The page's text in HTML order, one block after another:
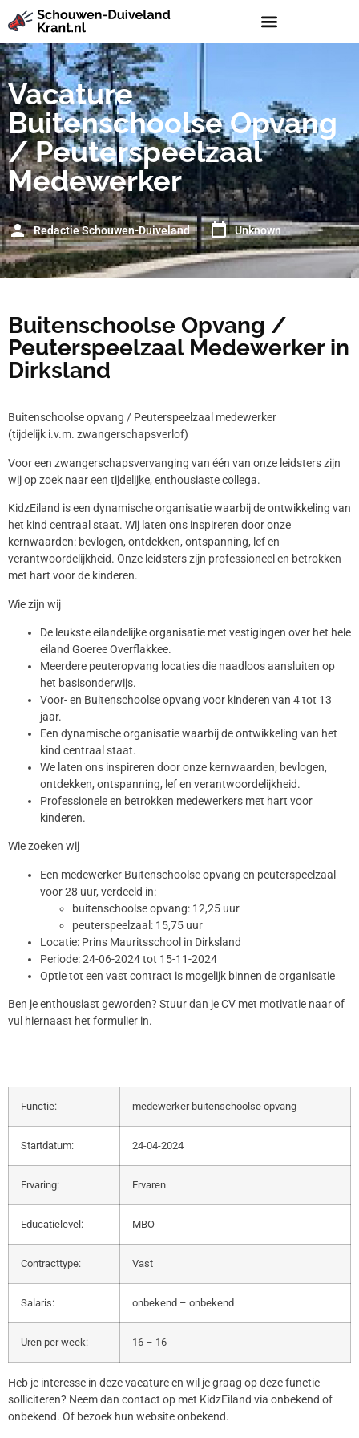
Vacature
Buitenschoolse Opvang
/ Peuterspeelzaal
Medewerker
Redactie Schouwen-Duiveland Unknown
Buitenschoolse Opvang /
Peuterspeelzaal Medewerker in
Dirksland
Buitenschoolse opvang / Peuterspeelzaal medewerker
(tijdelijk i.v.m. zwangerschapsverlof)
Voor een zwangerschapsvervanging van één van onze leidsters zijn
wij op zoek naar een tijdelijke, enthousiaste collega.
KidzEiland is een dynamische organisatie waarbij de ontwikkeling van
het kind centraal staat. Wij laten ons inspireren door onze
kernwaarden: bevlogen, ontdekken, ontspanning, lef en
verantwoordelijkheid. Onze leidsters zijn professioneel en betrokken
met hart voor de kinderen.
Wie zijn wij
De leukste eilandelijke organisatie met vestigingen over het hele
eiland Goeree Overflakkee.
Meerdere peuteropvang locaties die naadloos aansluiten op
het basisonderwijs.
Voor- en Buitenschoolse opvang voor kinderen van 4 tot 13
jaar.
Een dynamische organisatie waarbij de ontwikkeling van het
kind centraal staat.
We laten ons inspireren door onze kernwaarden; bevlogen,
ontdekken, ontspanning, lef en verantwoordelijkheid.
Professionele en betrokken medewerkers met hart voor
kinderen.
Wie zoeken wij
Een medewerker Buitenschoolse opvang en peuterspeelzaal
voor 28 uur, verdeeld in:
buitenschoolse opvang: 12,25 uur
peuterspeelzaal: 15,75 uur
Locatie: Prins Mauritsschool in Dirksland
Periode: 24-06-2024 tot 15-11-2024
Optie tot een vast contract is mogelijk binnen de organisatie
Ben je enthousiast geworden? Stuur dan je CV met motivatie naar of
vul hiernaast het formulier in.
Functie: medewerker buitenschoolse opvang
Startdatum: 24-04-2024
Ervaring: Ervaren
Educatielevel: MBO
Contracttype: Vast
Salaris: onbekend – onbekend
Uren per week: 16 – 16
Heb je interesse in deze vacature en wil je graag op deze functie
solliciteren? Neem dan contact op met KidzEiland via onbekend of
onbekend. Of bezoek hun website onbekend.